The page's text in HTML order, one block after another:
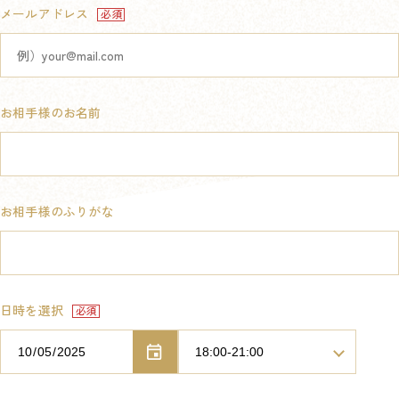
メールアドレス
お相手様のお名前
お相手様のふりがな
日時を選択